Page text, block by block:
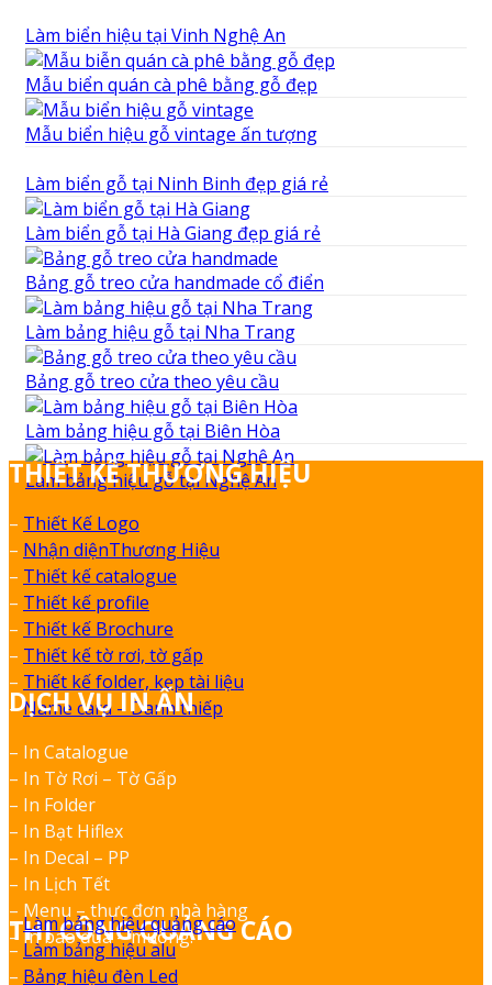
Làm biển hiệu tại Vinh Nghệ An
Mẫu biển quán cà phê bằng gỗ đẹp
Mẫu biển hiệu gỗ vintage ấn tượng
Làm biển gỗ tại Ninh Binh đẹp giá rẻ
Làm biển gỗ tại Hà Giang đẹp giá rẻ
Bảng gỗ treo cửa handmade cổ điển
Làm bảng hiệu gỗ tại Nha Trang
Bảng gỗ treo cửa theo yêu cầu
Làm bảng hiệu gỗ tại Biên Hòa
Làm bảng hiệu gỗ tại Nghệ An
THIẾT KẾ THƯƠNG HIỆU
– Thiết Kế Logo
– Nhận diệnThương Hiệu
– Thiết kế catalogue
– Thiết kế profile
– Thiết kế Brochure
– Thiết kế tờ rơi, tờ gấp
– Thiết kế folder, kẹp tài liệu
–Name card – Danh thiếp
DỊCH VỤ IN ẤN
– In Catalogue
– In Tờ Rơi – Tờ Gấp
– In Folder
– In Bạt Hiflex
– In Decal – PP
– In Lịch Tết
– Menu – thực đơn nhà hàng
– In bao đũa – muỗng.
THI CÔNG QUẢNG CÁO
–Làm bảng hiệu quảng cáo
– Làm bảng hiệu alu
– Bảng hiệu đèn Led